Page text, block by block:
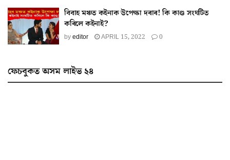
বিবাহ মঞ্চত কইনাক উপেক্ষা দৰাৰ! কি কাণ্ড সংঘটিত
কৰিলে কইনাই?
byeditor APRIL 15, 2022 0
ফেচবুকত অসম লাইভ ২৪